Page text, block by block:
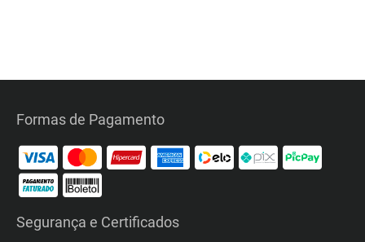
Formas de Pagamento
Segurança e Certificados